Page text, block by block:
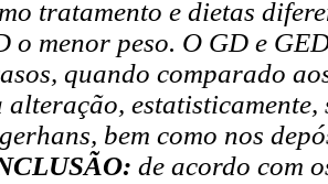
tratamento e dietas
o menor peso. O GD e
quando comparado
alteração,
bem como nos
de acordo com